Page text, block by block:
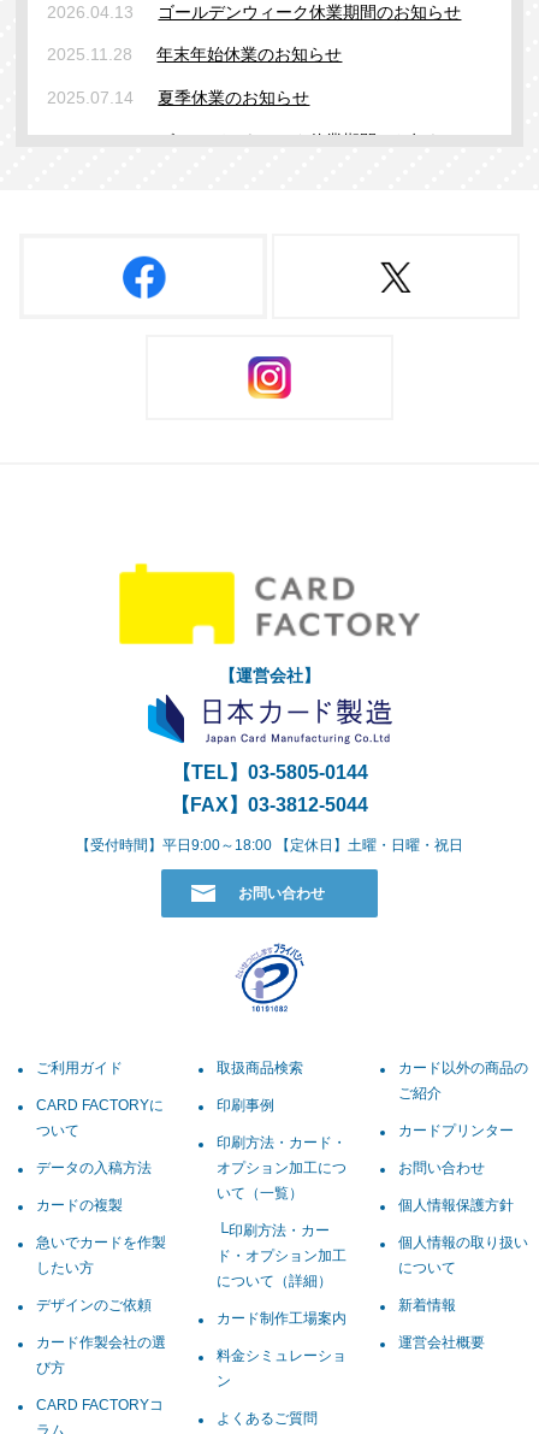
2026.04.13 ゴールデンウィーク休業期間のお知らせ
2025.11.28 年末年始休業のお知らせ
2025.07.14 夏季休業のお知らせ
2025.04.09 ゴールデンウィーク休業期間のお知らせ
2024.04.05 ゴールデンウィーク休業期間のお知らせ
Amazon販売終了のお知らせ
年末年始休業のお知らせ
ゴールデンウィーク休業期間のお知らせ
2023.03.15
『ぐんま Digital Land』いよいよ来週開催で
『ぐんま Digital Land』 開催まで3週間をき
りました！
弊社サービス「デジ学」アプリ ご利用料金
について
2023.01.16 『ぐんま Digital Land』に出展します
2023年 新年のご挨拶
印刷事例追加のお知らせ
サイト一部リニューアルのお知らせ
2022.09.12 展示会ご来場のお礼
2022.09.07
『群馬ものづくりフェア2022』いよいよ明
2022.08.30 飛沫防止対策用品完売のお知らせ
2022.07.14
『群馬ものづくりフェア2022』に出展しま
す！
夏季休業のお知らせ
飛沫防止対策用品販売終了のお知らせ
2022.05.16 展示会ご来場のお礼
2022.04.13
『第13回教育ITソリューションEXPO』 開
【運営会社】
【TEL】 03-5805-0144
【FAX】03-3812-5044
【受付時間】平日9:00～18:00 【定休日】土曜・日曜・祝日
お問い合わせ
ご利用ガイド
CARD FACTORYに
ついて
データの入稿方法
カードの複製
急いでカードを作製
したい方
デザインのご依頼
カード作製会社の選
び方
CARD FACTORYコ
ラム
取扱商品検索
印刷事例
印刷方法・カード・
オプション加工につ
いて（一覧）
印刷方法・カー
ド・オプション加工
について（詳細）
カード制作工場案内
料金シミュレーショ
ン
よくあるご質問
カード以外の商品の
ご紹介
カードプリンター
お問い合わせ
個人情報保護方針
個人情報の取り扱い
について
新着情報
運営会社概要